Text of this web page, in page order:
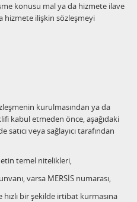
konusu mal ya da hizmete ilave
hizmete ilişkin sözleşmeyi
kurulmasından ya da
kabul etmeden önce, aşağıdaki
satıcı veya sağlayıcı tarafından
temel nitelikleri,
varsa MERSİS numarası,
hızlı bir şekilde irtibat kurmasına